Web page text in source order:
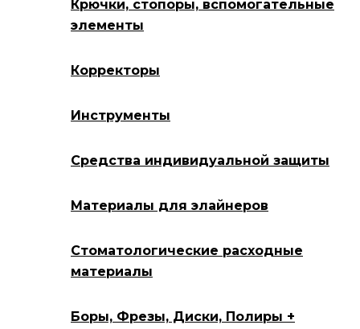
Крючки, стопоры, вспомогательные
элементы
Корректоры
Инструменты
Средства индивидуальной защиты
Материалы для элайнеров
Стоматологические расходные
материалы
Боры, Фрезы, Диски, Полиры +